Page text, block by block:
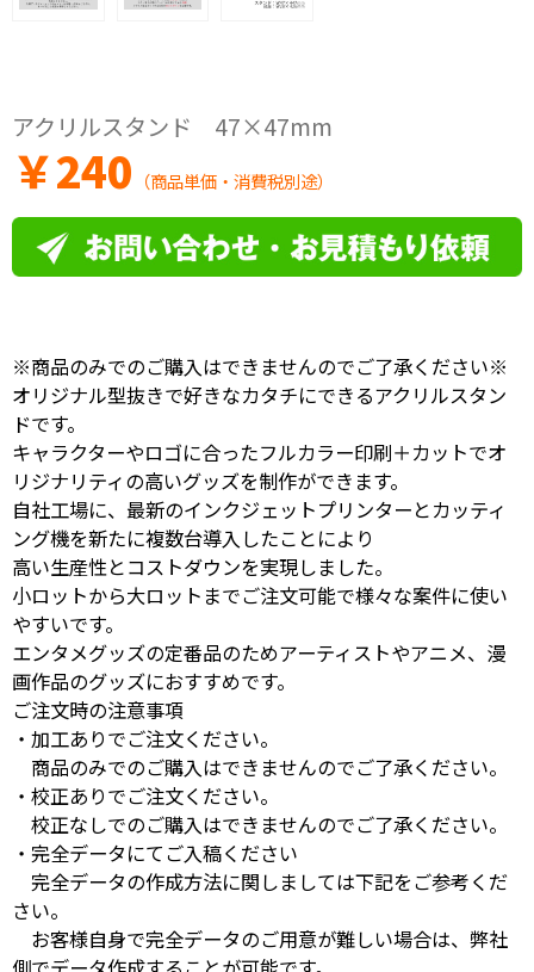
アクリルスタンド 47×47mm
￥240 （商品単価・消費税別途）
※商品のみでのご購入はできませんのでご了承ください※
オリジナル型抜きで好きなカタチにできるアクリルスタン
ドです。
キャラクターやロゴに合ったフルカラー印刷＋カットでオ
リジナリティの高いグッズを制作ができます。
自社工場に、最新のインクジェットプリンターとカッティ
ング機を新たに複数台導入したことにより
高い生産性とコストダウンを実現しました。
小ロットから大ロットまでご注文可能で様々な案件に使い
やすいです。
エンタメグッズの定番品のためアーティストやアニメ、漫
画作品のグッズにおすすめです。
ご注文時の注意事項
・加工ありでご注文ください。
商品のみでのご購入はできませんのでご了承ください。
・校正ありでご注文ください。
校正なしでのご購入はできませんのでご了承ください。
・完全データにてご入稿ください
完全データの作成方法に関しましては下記をご参考くだ
さい。
お客様自身で完全データのご用意が難しい場合は、弊社